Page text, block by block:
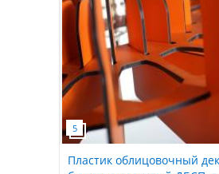
Пластик облицовочный